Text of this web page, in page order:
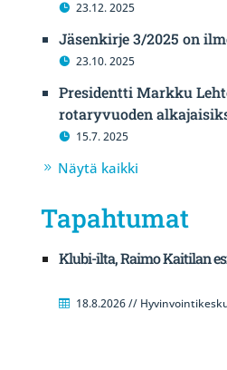
23.12. 2025
Jäsenkirje 3/2025 on
23.10. 2025
Presidentti Markku
rotaryvuoden
15.7. 2025
Näytä kaikki
Tapahtumat
Klubi-ilta, Raimo Kaitilan
18.8.2026 //